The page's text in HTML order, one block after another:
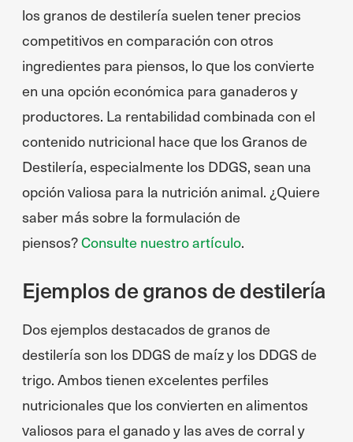
los granos de destilería suelen tener precios
competitivos en comparación con otros
ingredientes para piensos, lo que los convierte
en una opción económica para ganaderos y
productores. La rentabilidad combinada con el
contenido nutricional hace que los Granos de
Destilería, especialmente los DDGS, sean una
opción valiosa para la nutrición animal. ¿Quiere
saber más sobre la formulación de
piensos?Consulte nuestro artículo.
Ejemplos de granos de destilería
Dos ejemplos destacados de granos de
destilería son los DDGS de maíz y los DDGS de
trigo. Ambos tienen excelentes perfiles
nutricionales que los convierten en alimentos
valiosos para el ganado y las aves de corral y